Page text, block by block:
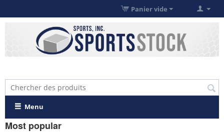
Panier vide
Menu
Most popular